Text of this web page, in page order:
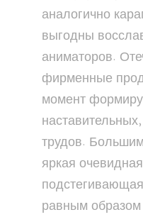
аналогично
выгодны
аниматоров.
фирменные
момент
трудов.
яркая
равным